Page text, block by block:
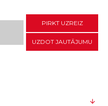
PIRKT UZREIZ
UZDOT JAUTĀJUMU